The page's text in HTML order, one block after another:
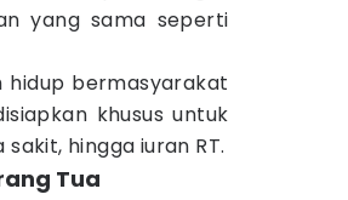
yang sama seperti
hidup bermasyarakat
khusus untuk
hingga iuran RT.
Tua